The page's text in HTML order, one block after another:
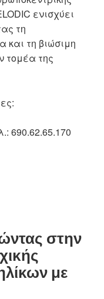
ενισχύει
τη
και τη βιώσιμη
τομέα της
690.62.65.170
στην
με